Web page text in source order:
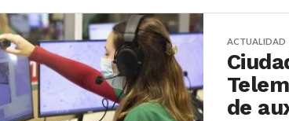
ACTUALIDAD
de